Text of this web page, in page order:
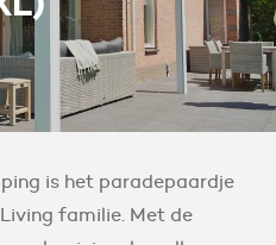
is het paradepaardje
familie. Met de